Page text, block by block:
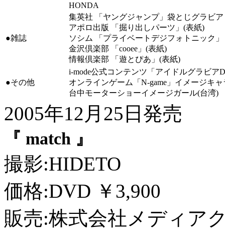
HONDA
●雑誌
集英社 「ヤングジャンプ」袋とじグラビア
アポロ出版 「掘り出しパーツ」(表紙)
ソシム 「プライベートデジフォトニック」
金沢倶楽部 「cooee」(表紙)
情報倶楽部 「遊とぴあ」(表紙)
●その他
i-mode公式コンテンツ「アイドルグラビア
オンラインゲーム「N-game」イメージキ
台中モーターショーイメージガール(台湾)
2005年12月25日発売
『 match 』
撮影:HIDETO
価格:DVD ￥3,900
販売:株式会社メディア